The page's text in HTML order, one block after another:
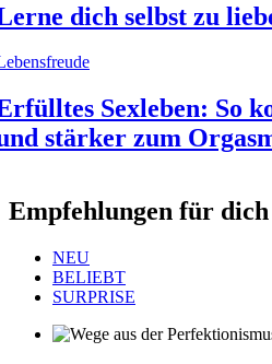
dich selbst zu
Sexleben: So
stärker zum
Empfehlungen für dich
NEU
BELIEBT
SURPRISE